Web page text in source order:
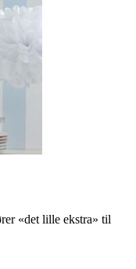
«det lille ekstra» til